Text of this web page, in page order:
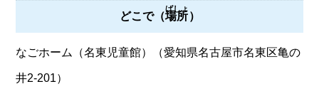
どこで（場所
ばしょ
）
なごホーム（名東児童館）（愛知県名古屋市名東区亀の
井2-201）